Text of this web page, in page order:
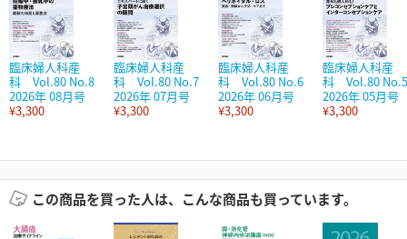
臨床婦人科産
科 Vol.80 No.8
2026年 08月号
¥3,300
臨床婦人科産
科 Vol.80 No.7
2026年 07月号
¥3,300
臨床婦人科産
科 Vol.80 No.6
2026年 06月号
¥3,300
臨床婦人科産
科 Vol.80 No.5
2026年 05月号
¥3,300
この商品を買った人は、こんな商品も買っています。